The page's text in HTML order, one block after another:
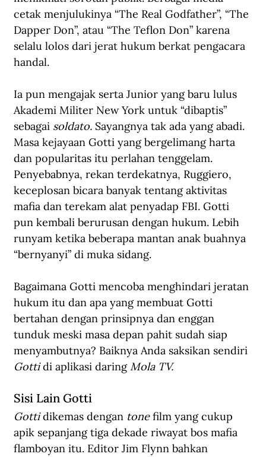
cetak menjulukinya “The Real Godfather”, “The
Dapper Don”, atau “The Teflon Don” karena
selalu lolos dari jerat hukum berkat pengacara
handal.
Ia pun mengajak serta Junior yang baru lulus
Akademi Militer New York untuk “dibaptis”
sebagai soldato. Sayangnya tak ada yang abadi.
Masa kejayaan Gotti yang bergelimang harta
dan popularitas itu perlahan tenggelam.
Penyebabnya, rekan terdekatnya, Ruggiero,
keceplosan bicara banyak tentang aktivitas
mafia dan terekam alat penyadap FBI. Gotti
pun kembali berurusan dengan hukum. Lebih
runyam ketika beberapa mantan anak buahnya
“bernyanyi” di muka sidang.
Bagaimana Gotti mencoba menghindari jeratan
hukum itu dan apa yang membuat Gotti
bertahan dengan prinsipnya dan enggan
tunduk meski masa depan pahit sudah siap
menyambutnya? Baiknya Anda saksikan sendiri
Gotti di aplikasi daring Mola TV.
Sisi Lain Gotti
Gotti dikemas dengan tone film yang cukup
apik sepanjang tiga dekade riwayat bos mafia
flamboyan itu. Editor Jim Flynn bahkan